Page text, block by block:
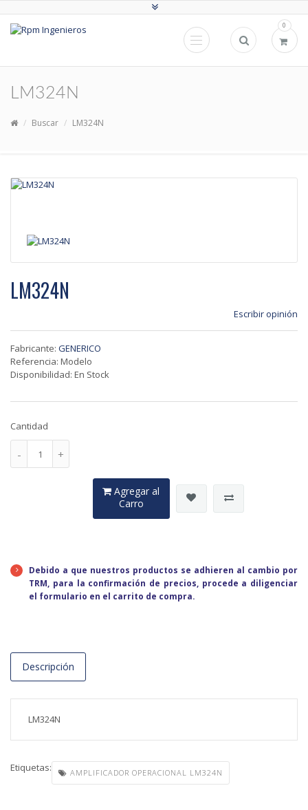
0
LM324N
Buscar LM324N
LM324N
Escribir opinión
Fabricante: GENERICO
Referencia: Modelo
Disponibilidad: En Stock
Cantidad
Agregar al
Carro
Debido a que nuestros productos se adhieren al cambio por
TRM, para la confirmación de precios, procede a diligenciar
el formulario en el carrito de compra.
Descripción
LM324N
Etiquetas: AMPLIFICADOR OPERACIONAL LM324N